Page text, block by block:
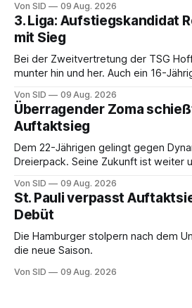
Von SID 09 Aug. 2026
3. Liga: Aufstiegskandidat
mit Sieg
Bei der Zweitvertretung der TSG
munter hin und her. Auch ein 16-
Von SID 09 Aug. 2026
Überragender Zoma
Auftaktsieg
Dem 22-Jährigen gelingt gegen
Dreierpack. Seine Zukunft ist weiter
Von SID 09 Aug. 2026
St. Pauli verpasst
Debüt
Die Hamburger stolpern nach dem
die neue Saison.
Von SID 09 Aug. 2026